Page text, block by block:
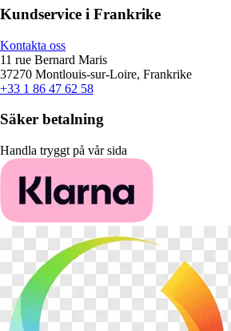
Kundservice i Frankrike
Kontakta oss
11 rue Bernard Maris
37270 Montlouis-sur-Loire, Frankrike
+33 1 86 47 62 58
Säker betalning
Handla tryggt på vår sida